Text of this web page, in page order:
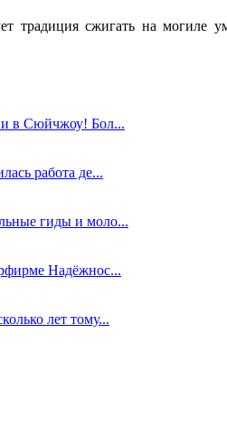
традиция сжигать на могиле
в Сюйчжоу! Бол...
работа де...
гиды и моло...
Надёжнос...
лет тому...